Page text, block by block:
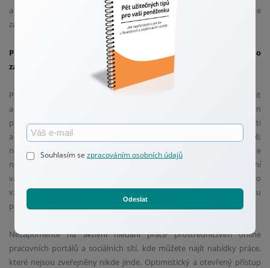
a přizpůsobením svých spořicích a investičních strategií můžete
zajistit, že budete připraveni na jakékoli budoucí výzvy.
Překlenutí období nejistoty: Strategie pro hledání nového
zaměstnání
Při hledání nového zaměstnání je důležité se strategicky připravit
a aktivně hledat příležitosti. Začněte aktualizací životopisu a LinkedIn
profilu, aby co nejpřesněji odrážely vaše dovednosti, zkušenosti
a úspěchy. Důležité je také budování a udržování profesní sítě;
neváhejte navazovat nové kontakty a upevňovat ty stávající. Zkuste
navštěvovat odborné akce a webináře ve vašem oboru pro rozšíření
vašich znalostí a sítě kontaktů. V neposlední řadě, investice do dalšího
vzdělávání nebo získání nových certifikací může zvýšit vaši atraktivitu
pro zaměstnavatele.
Nezapomeňte na aktivní hledání práce prostřednictvím online
pracovních portálů a sociálních sítí, kde můžete najít nabídky práce,
které nejsou zveřejněny nikde jinde. Optimistický a otevřený přístup
Souhlasím se zpracováním osobních údajů
Odeslat